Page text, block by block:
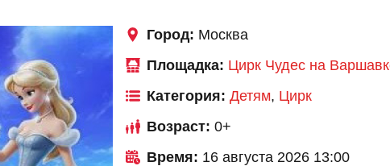
Город: Москва
Площадка: Цирк Чудес на
Категория: Детям, Цирк
Возраст: 0+
Время: 16 августа 2026 13:00